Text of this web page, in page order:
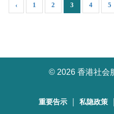
‹ 1 2 3 4 5
© 2026 香港社会
重要告示 私隐政策